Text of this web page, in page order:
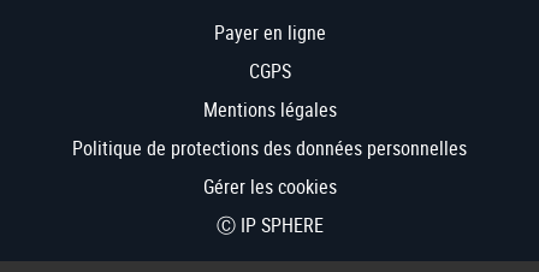
Payer en ligne
CGPS
Mentions légales
Politique de protections des données personnelles
Gérer les cookies
Ⓒ IP SPHERE